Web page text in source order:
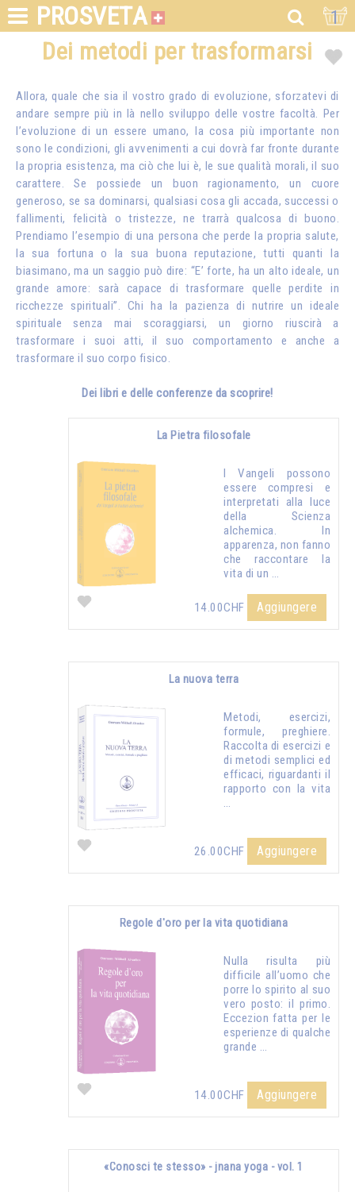
PROSVETA 1
Dei metodi per trasformarsi
Allora, quale che sia il vostro grado di evoluzione, sforzatevi di
andare sempre più in là nello sviluppo delle vostre facoltà. Per
l’evoluzione di un essere umano, la cosa più importante non
sono le condizioni, gli avvenimenti a cui dovrà far fronte durante
la propria esistenza, ma ciò che lui è, le sue qualità morali, il suo
carattere. Se possiede un buon ragionamento, un cuore
generoso, se sa dominarsi, qualsiasi cosa gli accada, successi o
fallimenti, felicità o tristezze, ne trarrà qualcosa di buono.
Prendiamo l’esempio di una persona che perde la propria salute,
la sua fortuna o la sua buona reputazione, tutti quanti la
biasimano, ma un saggio può dire: “E’ forte, ha un alto ideale, un
grande amore: sarà capace di trasformare quelle perdite in
ricchezze spirituali”. Chi ha la pazienza di nutrire un ideale
spirituale senza mai scoraggiarsi, un giorno riuscirà a
trasformare i suoi atti, il suo comportamento e anche a
trasformare il suo corpo fisico.
Dei libri e delle conferenze da scoprire!
La Pietra filosofale
I Vangeli possono
essere compresi e
interpretati alla luce
della Scienza
alchemica. In
apparenza, non fanno
che raccontare la
vita di un …
14.00CHF Aggiungere
La nuova terra
Metodi, esercizi,
formule, preghiere.
Raccolta di esercizi e
di metodi semplici ed
efficaci, riguardanti il
rapporto con la vita
…
26.00CHF Aggiungere
Regole d'oro per la vita quotidiana
Nulla risulta più
difficile all’uomo che
porre lo spirito al suo
vero posto: il primo.
Eccezion fatta per le
esperienze di qualche
grande …
14.00CHF Aggiungere
«Conosci te stesso» - jnana yoga - vol. 1